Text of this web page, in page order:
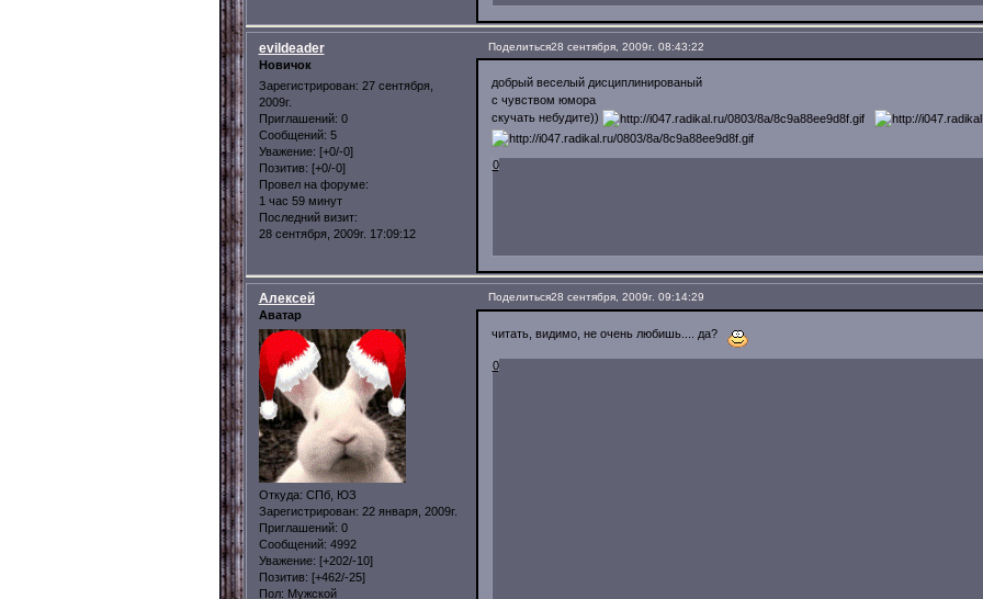
Поделиться28 сентября, 2009г. 08:43:22
evildeader
Новичок
Зарегистрирован: 27 сентября,
2009г.
Приглашений: 0
Сообщений: 5
Уважение: [+0/-0]
Позитив: [+0/-0]
Провел на форуме:
1 час 59 минут
Последний визит:
28 сентября, 2009г. 17:09:12
добрый веселый дисциплинированый
с чувством юмора
скучать небудите))
0
Поделиться28 сентября, 2009г. 09:14:29
Алексей
Аватар
Откуда: СПб, ЮЗ
Зарегистрирован: 22 января, 2009г.
Приглашений: 0
Сообщений: 4992
Уважение: [+202/-10]
Позитив: [+462/-25]
Пол: Мужской
читать, видимо, не очень любишь.... да?
0